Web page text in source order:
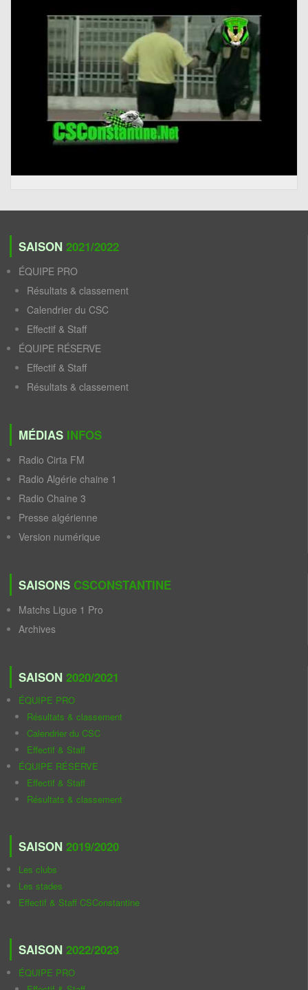
SAISON 2021/2022
ÉQUIPE PRO
Résultats & classement
Calendrier du CSC
Effectif & Staff
ÉQUIPE RÉSERVE
Effectif & Staff
Résultats & classement
MÉDIAS INFOS
Radio Cirta FM
Radio Algérie chaine 1
Radio Chaine 3
Presse algérienne
Version numérique
SAISONS CSCONSTANTINE
Matchs Ligue 1 Pro
Archives
SAISON 2020/2021
ÉQUIPE PRO
Résultats & classement
Calendrier du CSC
Effectif & Staff
ÉQUIPE RÉSERVE
Effectif & Staff
Résultats & classement
SAISON 2019/2020
Les clubs
Les stades
Effectif & Staff CSConstantine
SAISON 2022/2023
ÉQUIPE PRO